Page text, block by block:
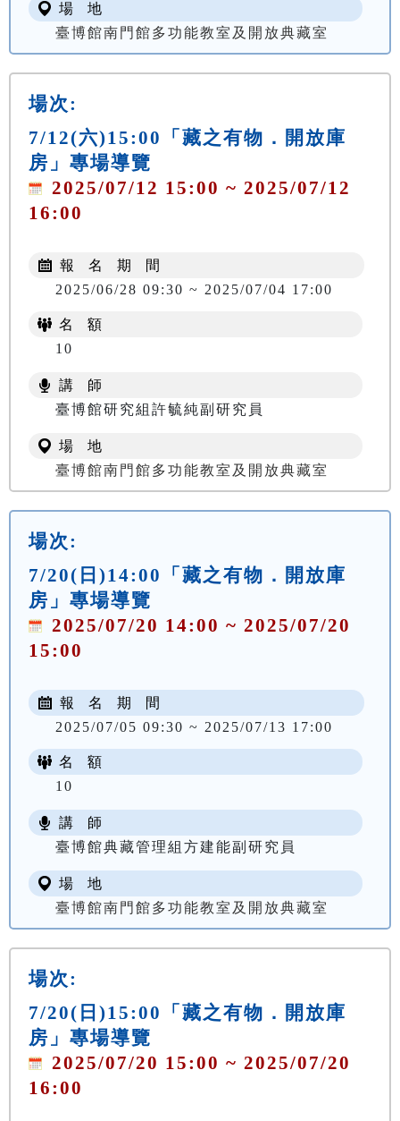
場 地
臺博館南門館多功能教室及開放典藏室
場次:
7/12(六)15:00「藏之有物．開放庫
房」專場導覽
2025/07/12 15:00 ~ 2025/07/12
16:00
報 名 期 間
2025/06/28 09:30 ~ 2025/07/04 17:00
名 額
10
講 師
臺博館研究組許毓純副研究員
場 地
臺博館南門館多功能教室及開放典藏室
場次:
7/20(日)14:00「藏之有物．開放庫
房」專場導覽
2025/07/20 14:00 ~ 2025/07/20
15:00
報 名 期 間
2025/07/05 09:30 ~ 2025/07/13 17:00
名 額
10
講 師
臺博館典藏管理組方建能副研究員
場 地
臺博館南門館多功能教室及開放典藏室
場次:
7/20(日)15:00「藏之有物．開放庫
房」專場導覽
2025/07/20 15:00 ~ 2025/07/20
16:00